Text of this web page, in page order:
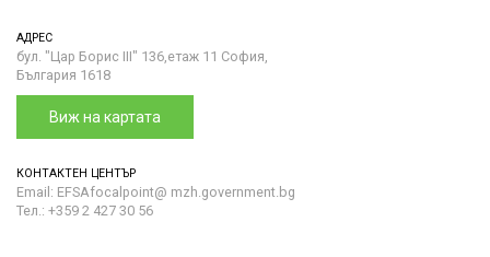
АДРЕС
бул. "Цар Борис III" 136,етаж 11 София,
България 1618
Виж на картата
КОНТАКТЕН ЦЕНТЪР
Email: EFSAfocalpoint@ mzh.government.bg
Тел.: +359 2 427 30 56